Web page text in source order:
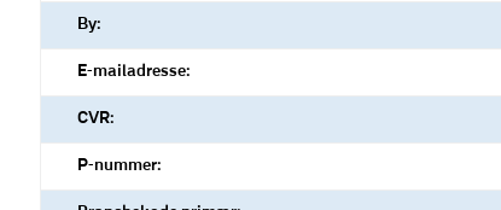
By:
E-mailadresse:
CVR:
P-nummer: